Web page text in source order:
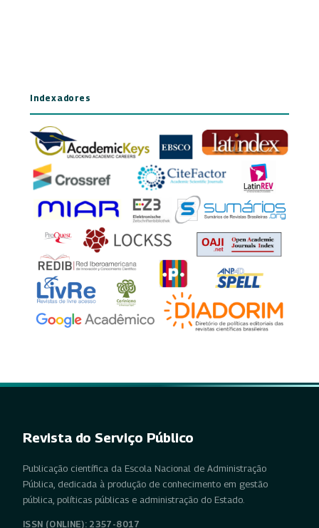
Indexadores
Revista do Serviço Público
Publicação científica da Escola Nacional de Administração
Pública, dedicada à produção de conhecimento em gestão
pública, políticas públicas e administração do Estado.
ISSN (ONLINE): 2357-8017